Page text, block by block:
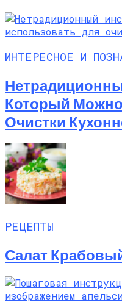
ИНТЕРЕСНОЕ И
Который
Очистки
РЕЦЕПТЫ
Салат